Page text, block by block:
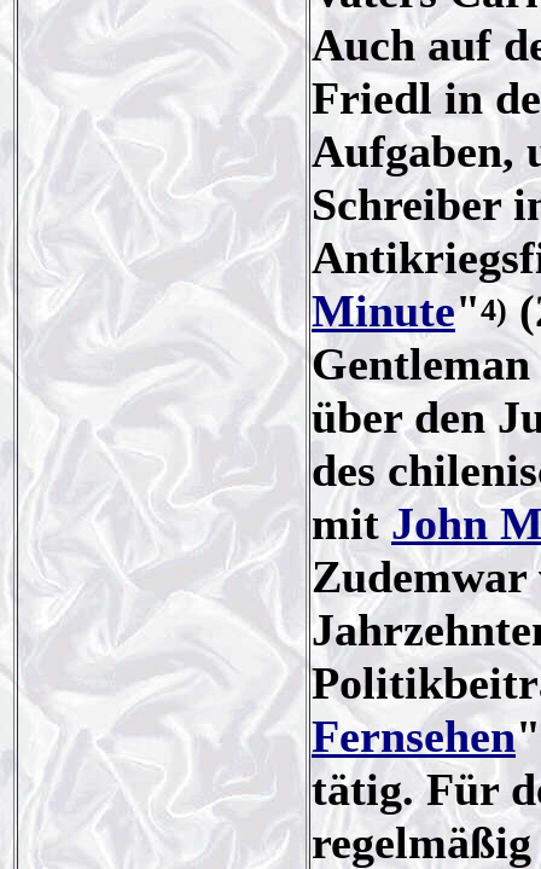
Auch auf
Friedl in
Aufgaben,
Schreiber
Minute"4)
über den
des
mitJohn
Zudemwar
Fernsehen"
tätig. Für